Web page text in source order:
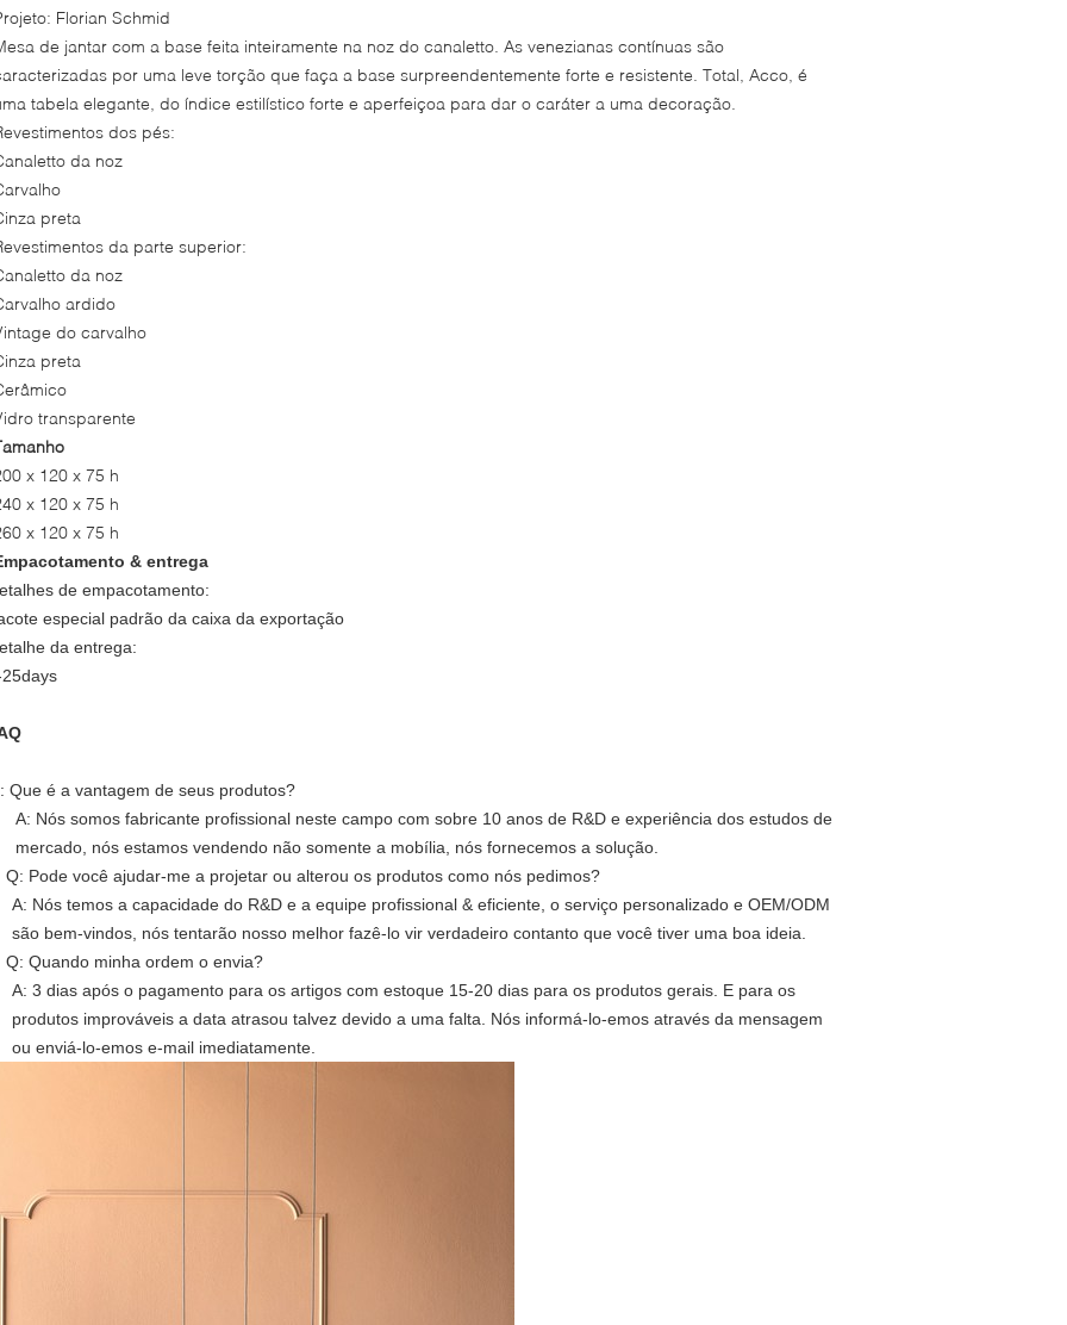
Florian Schmid
de jantar com a base feita inteiramente na noz do canaletto. As venezianas contínuas são
por uma leve torção que faça a base surpreendentemente forte e resistente. Total, Acco, é
tabela elegante, do índice estilístico forte e aperfeiçoa para dar o caráter a uma decoração.
dos pés:
da noz
preta
da parte superior:
da noz
ardido
do carvalho
preta
transparente
x 120 x 75 h
x 120 x 75 h
x 120 x 75 h
& entrega
de empacotamento:
especial padrão da caixa da exportação
da entrega:
Que é a vantagem de seus produtos?
A: Nós somos fabricante profissional neste campo com sobre 10 anos de R&D e experiência dos estudos de
mercado, nós estamos vendendo não somente a mobília, nós fornecemos a solução.
Q: Pode você ajudar-me a projetar ou alterou os produtos como nós pedimos?
A: Nós temos a capacidade do R&D e a equipe profissional & eficiente, o serviço personalizado e OEM/ODM
são bem-vindos, nós tentarão nosso melhor fazê-lo vir verdadeiro contanto que você tiver uma boa ideia.
Q: Quando minha ordem o envia?
A: 3 dias após o pagamento para os artigos com estoque 15-20 dias para os produtos gerais. E para os
produtos improváveis a data atrasou talvez devido a uma falta. Nós informá-lo-emos através da mensagem
ou enviá-lo-emos e-mail imediatamente.